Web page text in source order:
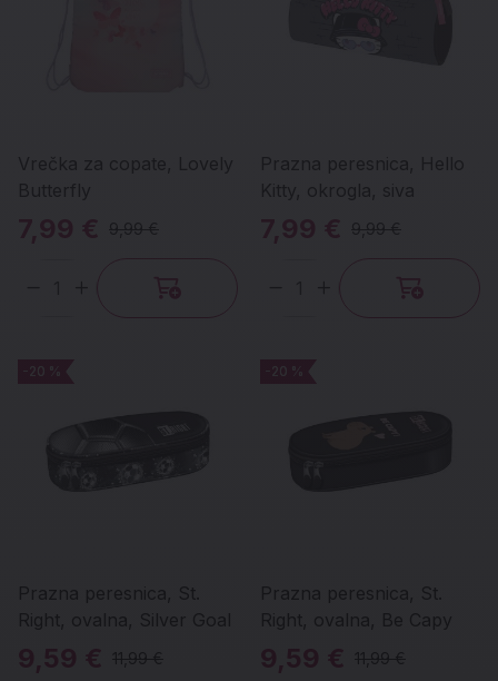
Vrečka za copate, Lovely
Butterfly
7,99 € 9,99 €
Količina
Prazna peresnica, Hello
Kitty, okrogla, siva
7,99 € 9,99 €
Količina
-20 %
Prazna peresnica, St.
Right, ovalna, Silver Goal
-20 %
9,59 € 11,99 €
-20 %
Prazna peresnica, St.
Right, ovalna, Be Capy
-20 %
9,59 € 11,99 €